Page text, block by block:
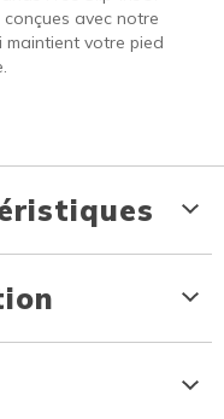
avec notre
maintient votre pied